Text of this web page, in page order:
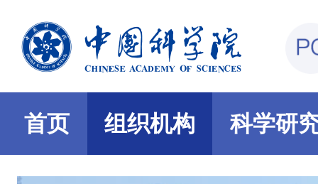
首页 组织机构 科学研